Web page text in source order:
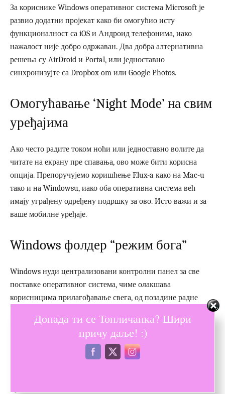
За кориснике Windows оперативног система Мicrosoft је
развио додатни пројекат како би омогућио исту
функционалност са iOS и Андроид телефонима, иако
нажалост није добро одржаван. Два добра алтернативна
решења су AirDroid и Portal, или једноставно
синхронизујте са Dropbox-om или Google Photos.
Омогућавање ‘Night Mode’ на свим
уређајима
Ако често радите током ноћи или једноставно волите да
читате на екрану пре спавања, ово може бити корисна
опција. Препоручујемо коришћење F.lux-a како на Mac-u
тако и на Windowsu, иако оба оперативна система већ
имају уграђену одређену подршку за ово. Исто важи и за
ваше мобилне уређаје.
Windows фолдер “режим бога”
Windows нуди централизовани контролни панел за све
поставке оперативног система, чиме олакшава
корисницима прилагођавање свега, од позадине радне
Да бисте ушли у овај режим, направите нови фолдер с
овим тачним именом (копирајте га): God Mode.{ED7BA470-
Допада ти се Топличанка? Шири
причу даље! :)